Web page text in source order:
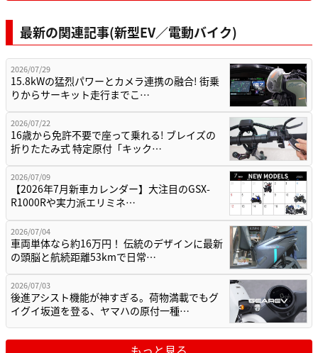
最新の関連記事(新型EV／電動バイク)
2026/07/29
15.8kWの猛烈パワーとカメラ連携の融合! 街乗
りからサーキット走行までこ…
2026/07/22
16歳から免許不要で座って乗れる! ブレイズの
折りたたみ式 特定原付「キック…
2026/07/09
【2026年7月新車カレンダー】大注目のGSX-
R1000Rや実力派エリミネ…
2026/07/04
車両単体なら約16万円！ 伝統のデザインに最新
の頭脳と航続距離53kmで日常…
2026/07/03
後進アシスト機能が神すぎる。荷物満載でもグ
イグイ坂道を登る、ヤマハの原付一種…